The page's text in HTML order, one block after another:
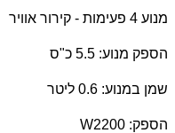
מנוע 4 פעימות - קירור אוויר
הספק מנוע: 5.5 כ"ס
שמן במנוע: 0.6 ליטר
הספק: 2200 W